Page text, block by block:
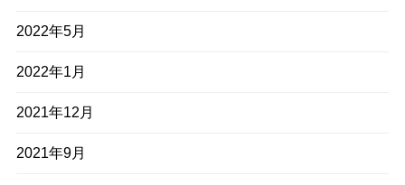
2022年5月
2022年1月
2021年12月
2021年9月